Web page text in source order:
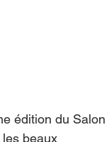
édition du Salon
beaux